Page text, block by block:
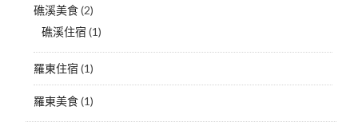
礁溪美食(2)
礁溪住宿 (1)
羅東住宿 (1)
羅東美食(1)